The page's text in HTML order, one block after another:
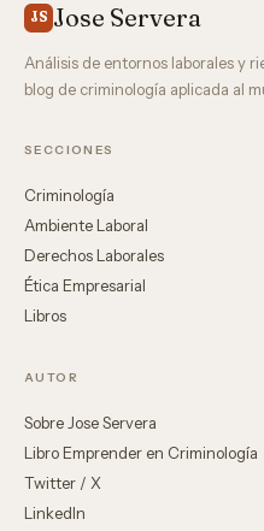
JS Jose Servera
Análisis de entornos laborales y
blog de criminología aplicada al
SECCIONES
Criminología
Ambiente Laboral
Derechos Laborales
Ética Empresarial
Libros
AUTOR
Sobre Jose Servera
Libro Emprender en Criminología
Twitter / X
LinkedIn